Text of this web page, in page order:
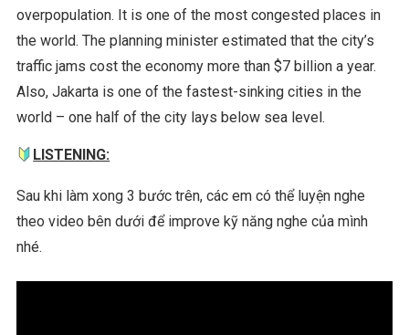
overpopulation. It is one of the most congested places in
the world. The planning minister estimated that the city’s
traffic jams cost the economy more than $7 billion a year.
Also, Jakarta is one of the fastest-sinking cities in the
world – one half of the city lays below sea level.
LISTENING:
Sau khi làm xong 3 bước trên, các em có thể luyện nghe
theo video bên dưới để improve kỹ năng nghe của mình
nhé.